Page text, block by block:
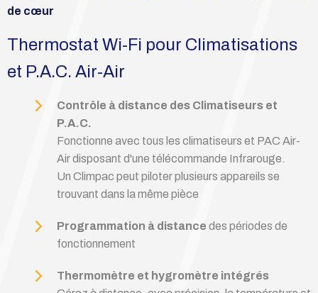
de cœur
Thermostat Wi-Fi pour Climatisations
et P.A.C. Air-Air
Contrôle à distance des Climatiseurs et
P.A.C.
Fonctionne avec tous les climatiseurs et PAC Air-
Air disposant d'une télécommande Infrarouge.
Un Climpac peut piloter plusieurs appareils se
trouvant dans la même pièce
Programmation à distance des périodes de
fonctionnement
Thermomètre et hygromètre intégrés